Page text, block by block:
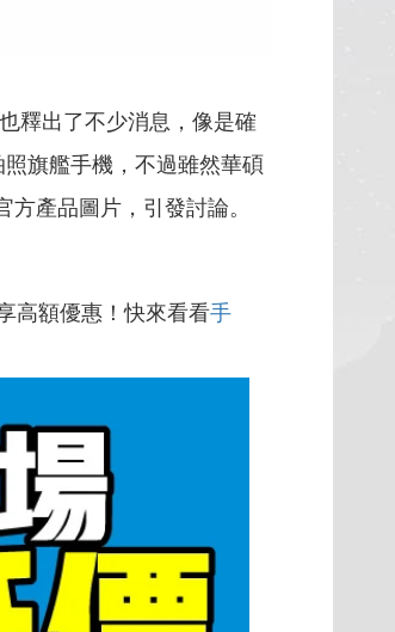
釋出了不少消息，像是確
旗艦手機，不過雖然華碩
產品圖片，引發討論。
高額優惠！快來看看手